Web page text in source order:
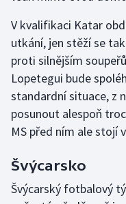
V kvalifikaci Katar
utkání, jen stěží se
proti silnějším
Lopetegui bude
standardní situace, z
posunout alespoň
MS před ním ale stojí
Švýcarsko
Švýcarský fotbalový